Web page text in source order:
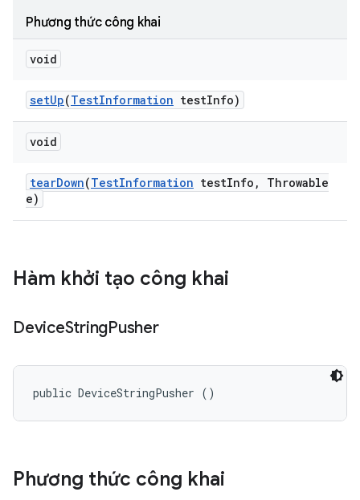
Phương thức công khai
void
setUp(TestInformation testInfo)
void
tearDown(TestInformation testInfo ,
Throwable
e)
Hàm khởi tạo công khai
DeviceStringPusher
public DeviceStringPusher ()
Phương thức công khai